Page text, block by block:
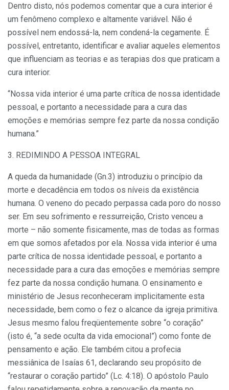
Dentro disto, nós podemos comentar que a cura interior é
um fenômeno complexo e altamente variável. Não é
possível nem endossá-la, nem condená-la cegamente. É
possível, entretanto, identificar e avaliar aqueles elementos
que influenciam as teorias e as terapias dos que praticam a
cura interior.
“Nossa vida interior é uma parte crítica de nossa identidade
pessoal, e portanto a necessidade para a cura das
emoções e memórias sempre fez parte da nossa condição
humana.”
3. REDIMINDO A PESSOA INTEGRAL
A queda da humanidade (Gn.3) introduziu o princípio da
morte e decadência em todos os níveis da existência
humana. O veneno do pecado perpassa cada poro do nosso
ser. Em seu sofrimento e ressurreição, Cristo venceu a
morte – não somente fisicamente, mas de todas as formas
em que somos afetados por ela. Nossa vida interior é uma
parte crítica de nossa identidade pessoal, e portanto a
necessidade para a cura das emoções e memórias sempre
fez parte da nossa condição humana. O ensinamento e
ministério de Jesus reconheceram implicitamente esta
necessidade, bem como o fez o alcance da igreja primitiva.
Jesus mesmo falou freqüentemente sobre “o coração”
(isto é, “a sede oculta da vida emocional”) como fonte de
pensamento e ação. Ele também citou a profecia
messiânica de Isaías 61, declarando seu propósito de
“restaurar o coração partido” (Lc. 4:18). O apóstolo Paulo